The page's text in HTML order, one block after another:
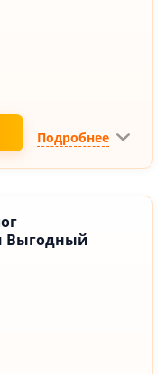
Подробнее
Выгодный